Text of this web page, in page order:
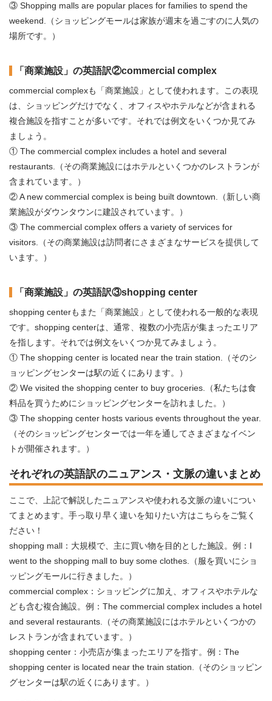
③ Shopping malls are popular places for families to spend the
weekend.（ショッピングモールは家族が週末を過ごすのに人気の
場所です。）
「商業施設」の英語訳②commercial complex
commercial complexも「商業施設」として使われます。この表現
は、ショッピングだけでなく、オフィスやホテルなどが含まれる
複合施設を指すことが多いです。それでは例文をいくつか見てみ
ましょう。
① The commercial complex includes a hotel and several
restaurants.（その商業施設にはホテルといくつかのレストランが
含まれています。）
② A new commercial complex is being built downtown.（新しい商
業施設がダウンタウンに建設されています。）
③ The commercial complex offers a variety of services for
visitors.（その商業施設は訪問者にさまざまなサービスを提供して
います。）
「商業施設」の英語訳③shopping center
shopping centerもまた「商業施設」として使われる一般的な表現
です。shopping centerは、通常、複数の小売店が集まったエリア
を指します。それでは例文をいくつか見てみましょう。
① The shopping center is located near the train station.（そのシ
ョッピングセンターは駅の近くにあります。）
② We visited the shopping center to buy groceries.（私たちは食
料品を買うためにショッピングセンターを訪れました。）
③ The shopping center hosts various events throughout the year.
（そのショッピングセンターでは一年を通してさまざまなイベン
トが開催されます。）
それぞれの英語訳のニュアンス・文脈の違いまとめ
ここで、上記で解説したニュアンスや使われる文脈の違いについ
てまとめます。手っ取り早く違いを知りたい方はこちらをご覧く
ださい！
shopping mall：大規模で、主に買い物を目的とした施設。例：I
went to the shopping mall to buy some clothes.（服を買いにショ
ッピングモールに行きました。）
commercial complex：ショッピングに加え、オフィスやホテルな
ども含む複合施設。例：The commercial complex includes a hotel
and several restaurants.（その商業施設にはホテルといくつかの
レストランが含まれています。）
shopping center：小売店が集まったエリアを指す。例：The
shopping center is located near the train station.（そのショッピン
グセンターは駅の近くにあります。）